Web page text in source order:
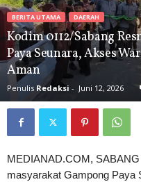
BERITA UTAMA DAERAH
Kodim 0112/Sabang
Paya Seunara, Akses
Aman
Penulis Redaksi - Juni 12, 2026
MEDIANAD.COM,
masyarakat Gampong Paya